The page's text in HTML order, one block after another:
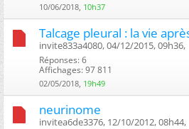
10/06/2018, 10h37
Talcage pleural : la vie
invite833a4080, 04/12/2015, 09h36, ‎
Réponses: 6
Affichages: 97 811
02/05/2018, 19h49
neurinome
invitea6de3376, 12/10/2012, 08h44, ‎